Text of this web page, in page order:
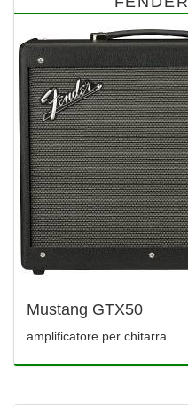
Mustang GTX50
amplificatore per chitarra